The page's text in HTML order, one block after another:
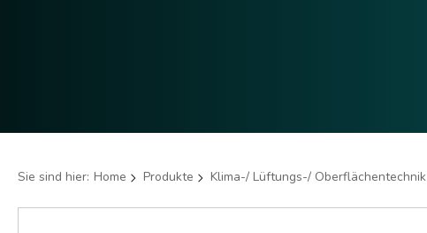
Sie sind hier: Home Produkte Klima-/ Lüftungs-/ Oberflächentechnik